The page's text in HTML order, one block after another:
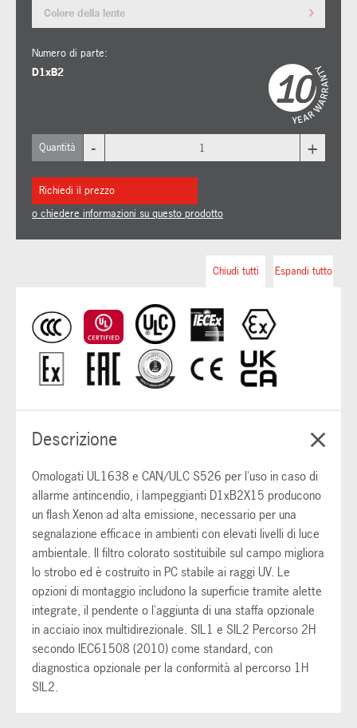
Colore della lente
Numero di parte:
D1xB2
Quantità - +
Richiedi il prezzo
o chiedere informazioni su questo prodotto
Espandi tutto
Chiudi tutti
Descrizione
Omologati UL1638 e CAN/ULC S526 per l'uso in caso di
allarme antincendio, i lampeggianti D1xB2X15 producono
un flash Xenon ad alta emissione, necessario per una
segnalazione efficace in ambienti con elevati livelli di luce
ambientale. Il filtro colorato sostituibile sul campo migliora
lo strobo ed è costruito in PC stabile ai raggi UV. Le
opzioni di montaggio includono la superficie tramite alette
integrate, il pendente o l'aggiunta di una staffa opzionale
in acciaio inox multidirezionale. SIL1 e SIL2 Percorso 2H
secondo IEC61508 (2010) come standard, con
diagnostica opzionale per la conformità al percorso 1H
SIL2.